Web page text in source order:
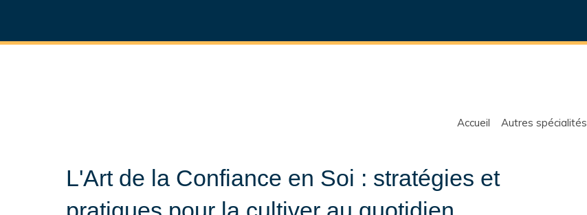
Accueil Autres spécialités
L'Art de la Confiance en Soi : stratégies et